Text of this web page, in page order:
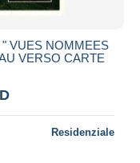
VUES NOMMEES
VERSO CARTE
Residenziale